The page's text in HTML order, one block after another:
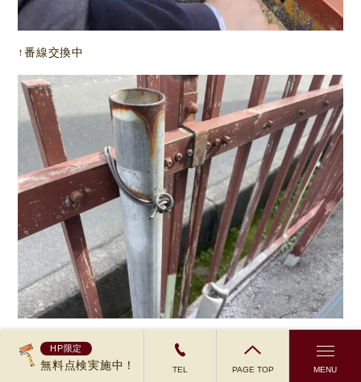
HP限定
無料点検実施中！ TEL PAGE TOP MENU
↑番線交換中
↑番線交換完了